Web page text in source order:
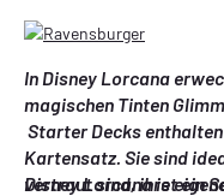
In Disney Lorcana
magischen Tinten
Starter Decks
Kartensatz. Sie sind
vertraut sind, ihre
Disney Lorcana ist ein